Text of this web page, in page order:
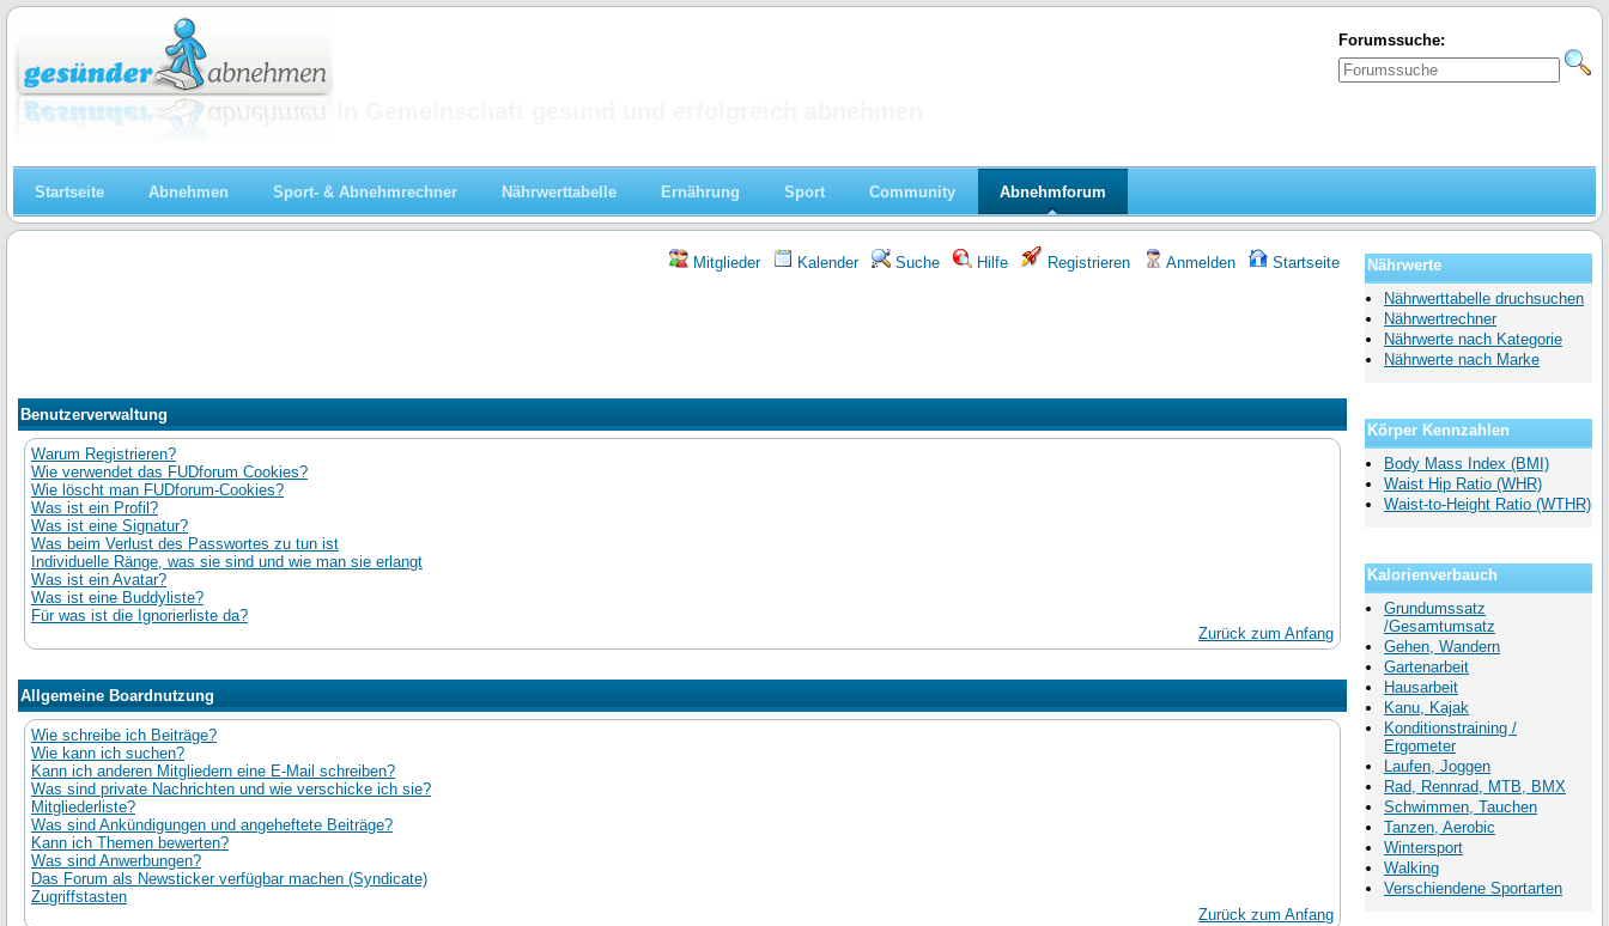
Forumssuche:
Startseite Abnehmen Sport- & Abnehmrechner Nährwerttabelle Ernährung Sport Community Abnehmforum
Mitglieder Kalender Suche Hilfe Registrieren Anmelden Startseite
Benutzerverwaltung
Warum Registrieren?
Wie verwendet das FUDforum Cookies?
Wie löscht man FUDforum-Cookies?
Was ist ein Profil?
Was ist eine Signatur?
Was beim Verlust des Passwortes zu tun ist
Individuelle Ränge, was sie sind und wie man sie erlangt
Was ist ein Avatar?
Was ist eine Buddyliste?
Für was ist die Ignorierliste da?
Zurück zum Anfang
Allgemeine Boardnutzung
Wie schreibe ich Beiträge?
Wie kann ich suchen?
Kann ich anderen Mitgliedern eine E-Mail schreiben?
Was sind private Nachrichten und wie verschicke ich sie?
Mitgliederliste?
Was sind Ankündigungen und angeheftete Beiträge?
Kann ich Themen bewerten?
Was sind Anwerbungen?
Das Forum als Newsticker verfügbar machen (Syndicate)
Zugriffstasten
Zurück zum Anfang
Nährwerte
Nährwerttabelle druchsuchen
Nährwertrechner
Nährwerte nach Kategorie
Nährwerte nach Marke
Körper Kennzahlen
Body Mass Index (BMI)
Waist Hip Ratio (WHR)
Waist-to-Height Ratio (WTHR)
Kalorienverbauch
Grundumssatz
/Gesamtumsatz
Gehen, Wandern
Gartenarbeit
Hausarbeit
Kanu, Kajak
Konditionstraining /
Ergometer
Laufen, Joggen
Rad, Rennrad, MTB, BMX
Schwimmen, Tauchen
Tanzen, Aerobic
Wintersport
Walking
Verschiendene Sportarten